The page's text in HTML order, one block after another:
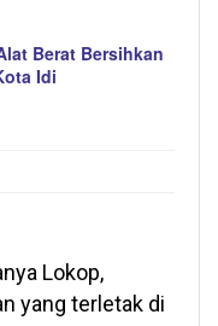
Berat Bersihkan
Idi
Lokop,
yang terletak di